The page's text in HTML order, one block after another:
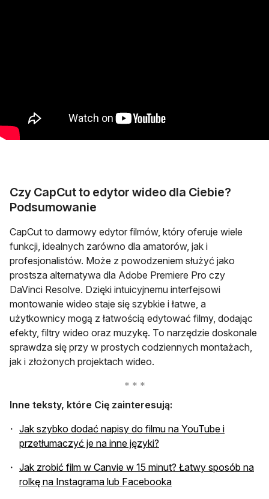
Czy CapCut to edytor wideo dla Ciebie?
Podsumowanie
CapCut to darmowy edytor filmów, który oferuje wiele
funkcji, idealnych zarówno dla amatorów, jak i
profesjonalistów. Może z powodzeniem służyć jako
prostsza alternatywa dla Adobe Premiere Pro czy
DaVinci Resolve. Dzięki intuicyjnemu interfejsowi
montowanie wideo staje się szybkie i łatwe, a
użytkownicy mogą z łatwością edytować filmy, dodając
efekty, filtry wideo oraz muzykę. To narzędzie doskonale
sprawdza się przy w prostych codziennych montażach,
jak i złożonych projektach wideo.
Inne teksty, które Cię zainteresują:
Jak szybko dodać napisy do filmu na YouTube i
przetłumaczyć je na inne języki?
Jak zrobić film w Canvie w 15 minut? Łatwy sposób na
rolkę na Instagrama lub Facebooka